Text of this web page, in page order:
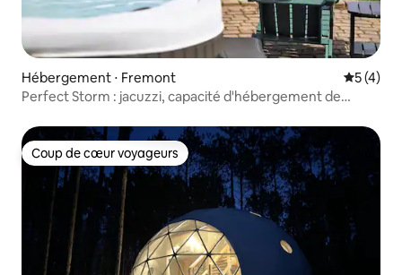
Hébergement ⋅ Fremont
5 (4)
Perfect Storm : jacuzzi, capacité d'hébergement de
Coup de cœur voyageurs
Coup de cœur voyageurs